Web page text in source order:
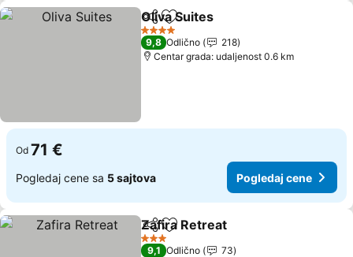
Deli Dodati u favorite
Oliva Suites
4 Zvezdice
9,8 Odlično
218
Centar grada: udaljenost 0.6 km
Od 71 €
Pogledaj cene sa 5 sajtova Pogledaj cene
Deli Dodati u favorite
Zafira Retreat
3 Zvezdice
9,1 Odlično
73